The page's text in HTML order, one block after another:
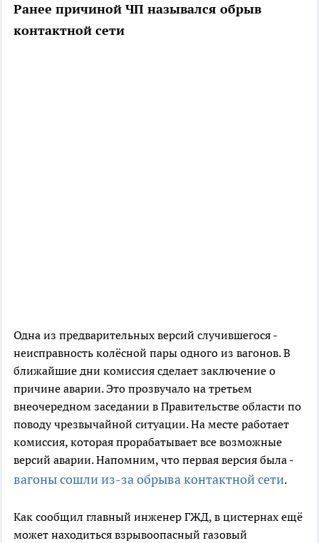
Ранее причиной ЧП назывался обрыв
контактной сети
Одна из предварительных версий случившегося -
неисправность колёсной пары одного из вагонов. В
ближайшие дни комиссия сделает заключение о
причине аварии. Это прозвучало на третьем
внеочередном заседании в Правительстве области по
поводу чрезвычайной ситуации. На месте работает
комиссия, которая прорабатывает все возможные
версий аварии. Напомним, что первая версия была -
вагоны сошли из-за обрыва контактной сети.
Как сообщил главный инженер ГЖД, в цистернах ещё
может находиться взрывоопасный газовый